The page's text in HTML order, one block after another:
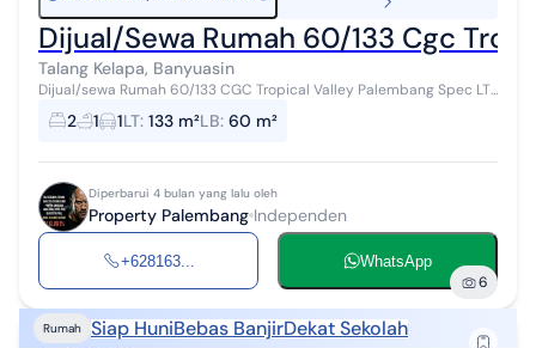
Dijual/Sewa Rumah 60/133 Cgc
Talang Kelapa, Banyuasin
Dijual/sewa Rumah 60/133 CGC Tropical Valley Palembang Spec LT. :
2 1 1LT: 133 m²LB: 60 m²
Diperbarui 4 bulan yang lalu oleh
Property Palembang Independen
+628163... WhatsApp
6
Rumah Siap HuniBebas BanjirDekat Sekolah